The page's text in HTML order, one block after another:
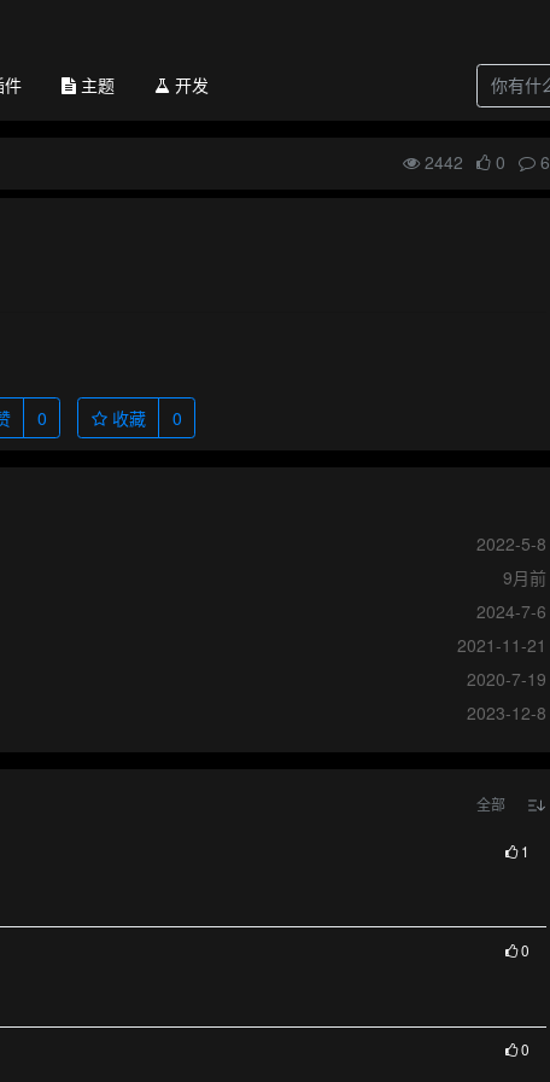
件 主题 开发
2442 0 6
0 收藏 0
2022-5-8
9月前
2024-7-6
2021-11-21
2020-7-19
2023-12-8
全部
1
0
0